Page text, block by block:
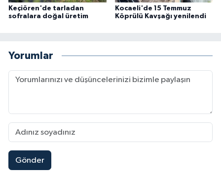
Keçiören'de tarladan
sofralara doğal üretim
Kocaeli'de 15 Temmuz
Köprülü Kavşağı yenilendi
Yorumlar
Gönder